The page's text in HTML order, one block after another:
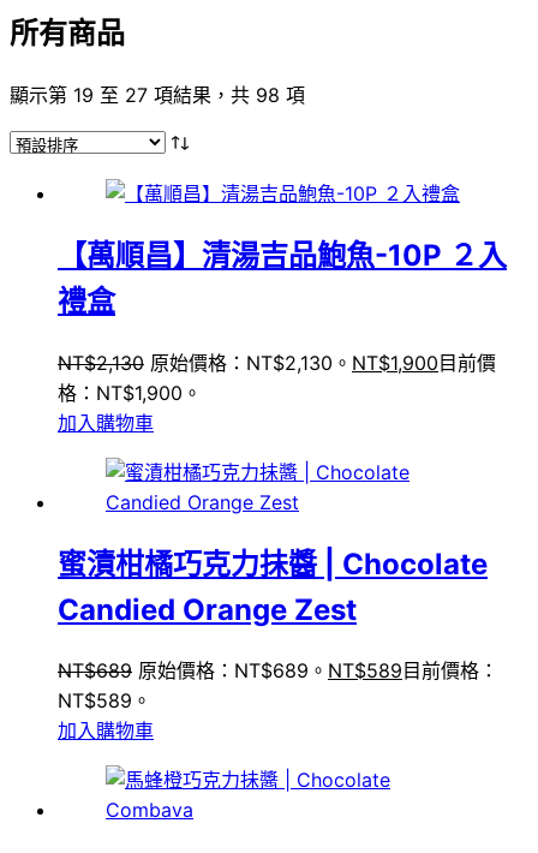
所有商品
顯示第 19 至 27 項結果，共 98 項
【萬順昌】清湯吉品鮑魚-10P ２入
禮盒
NT$2,130 原始價格：NT$2,130。 NT$1,900目前價
格：NT$1,900。
加入購物車
蜜漬柑橘巧克力抺醬 | Chocolate
Candied Orange Zest
NT$689 原始價格：NT$689。 NT$589 目前價格：
NT$589。
加入購物車